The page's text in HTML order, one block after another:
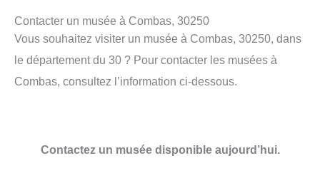
Contacter un musée à Combas, 30250
Vous souhaitez visiter un musée à Combas, 30250, dans
le département du 30 ? Pour contacter les musées à
Combas, consultez l’information ci-dessous.
Contactez un musée disponible aujourd’hui.